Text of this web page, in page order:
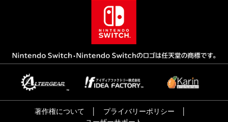
著作権について
プライバリーポリシー